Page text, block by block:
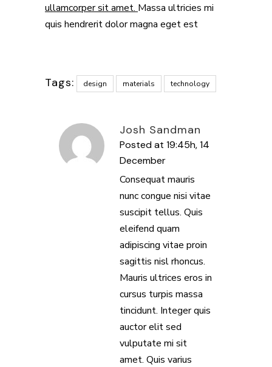
ullamcorper sit amet. Massa ultricies mi
quis hendrerit dolor magna eget est
Tags: design materials technology
Josh Sandman
Posted at 19:45h, 14
December
Consequat mauris
nunc congue nisi vitae
suscipit tellus. Quis
eleifend quam
adipiscing vitae proin
sagittis nisl rhoncus.
Mauris ultrices eros in
cursus turpis massa
tincidunt. Integer quis
auctor elit sed
vulputate mi sit
amet. Quis varius